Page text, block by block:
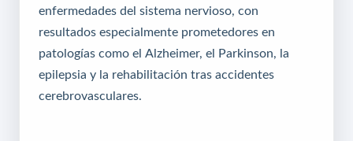
enfermedades del sistema nervioso, con
resultados especialmente prometedores en
patologías como el Alzheimer, el Parkinson, la
epilepsia y la rehabilitación tras accidentes
cerebrovasculares.